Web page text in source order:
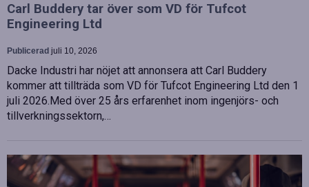
Carl Buddery tar över som VD för Tufcot
Engineering Ltd
Publicerad juli 10, 2026
Dacke Industri har nöjet att annonsera att Carl Buddery
kommer att tillträda som VD för Tufcot Engineering Ltd den 1
juli 2026.Med över 25 års erfarenhet inom ingenjörs- och
tillverkningssektorn,…